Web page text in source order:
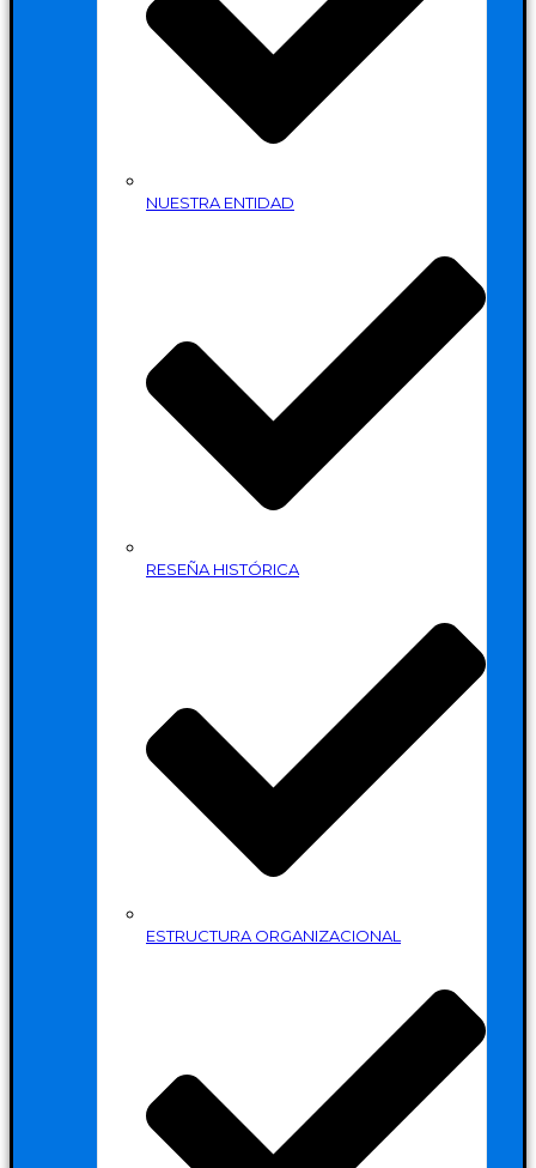
NUESTRA ENTIDAD
RESEÑA HISTÓRICA
ESTRUCTURA ORGANIZACIONAL